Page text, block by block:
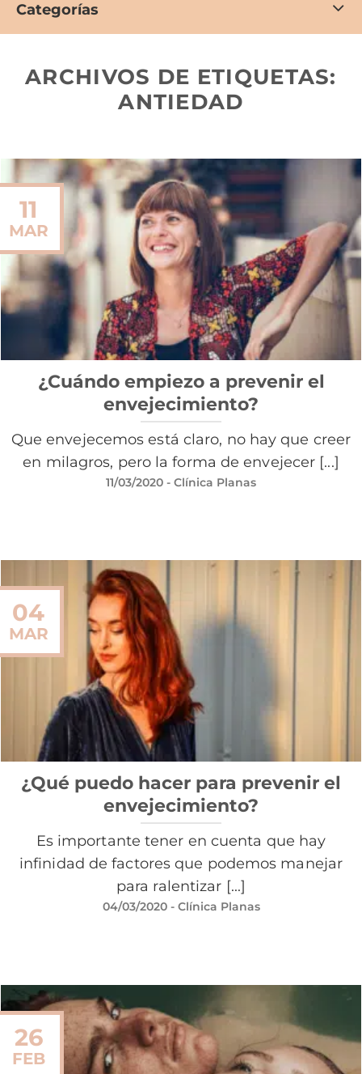
Categorías
ARCHIVOS DE ETIQUETAS:
ANTIEDAD
¿Cuándo empiezo a prevenir el
envejecimiento?
Que envejecemos está claro, no hay que creer
en milagros, pero la forma de envejecer [...]
11/03/2020 - Clínica Planas
11
MAR
¿Qué puedo hacer para prevenir el
envejecimiento?
Es importante tener en cuenta que hay
infinidad de factores que podemos manejar
para ralentizar [...]
04/03/2020- Clínica Planas
04
MAR
26
FEB